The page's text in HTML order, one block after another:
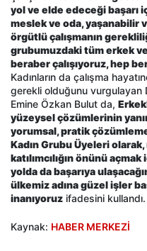
yol ve elde edeceği başarı
meslek ve oda, yaşanabilir
örgütlü çalışmanın
grubumuzdaki tüm erkek ve
beraber çalışıyoruz, hep
Kadınların da çalışma
gerekli olduğunu vurgulayan
Emine Özkan Bulut da,
yüzeysel çözümlerinin
yorumsal, pratik
Kadın Grubu Üyeleri
katılımcılığın önünü
yolda da başarıya
ülkemiz adına güzel işler
inanıyoruz ifadesini kullandı.
Kaynak: HABER MERKEZİ